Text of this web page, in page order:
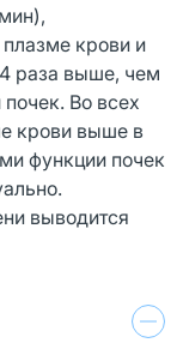
крови и
4 раза выше, чем
Во всех
крови выше в
функции почек
выводится